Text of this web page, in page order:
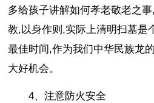
多给孩子讲解如何孝老敬老之
教,以身作则,实际上清明扫墓是
最佳时间,作为我们中华民族龙
大好机会。
4、注意防火安全